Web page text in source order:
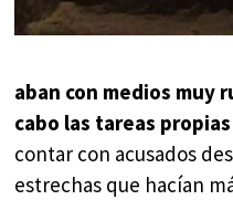
aban con medios muy
cabo las tareas
contar con acusados
estrechas que hacían